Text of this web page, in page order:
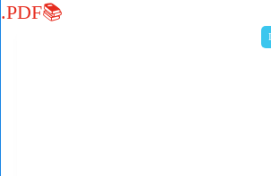
.PDF📚